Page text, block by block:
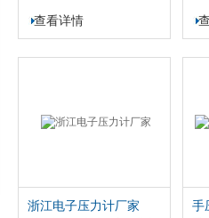
能高精度的推拉力测试仪
器。该S型数显推拉力计适
查看详情
浙江电子压力计厂家
手